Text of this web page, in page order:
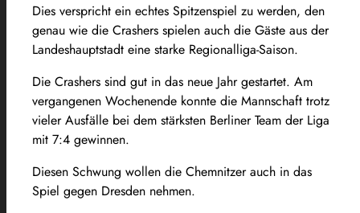
Dies verspricht ein echtes Spitzenspiel zu werden, den
genau wie die Crashers spielen auch die Gäste aus der
Landeshauptstadt eine starke Regionalliga-Saison.
Die Crashers sind gut in das neue Jahr gestartet. Am
vergangenen Wochenende konnte die Mannschaft trotz
vieler Ausfälle bei dem stärksten Berliner Team der Liga
mit 7:4 gewinnen.
Diesen Schwung wollen die Chemnitzer auch in das
Spiel gegen Dresden nehmen.